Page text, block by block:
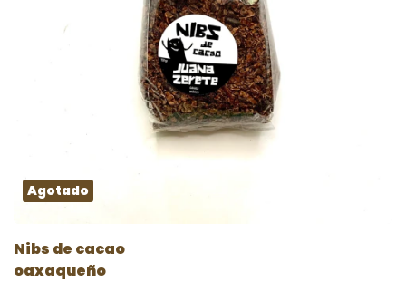
Agotado
Nibs de cacao
oaxaqueño